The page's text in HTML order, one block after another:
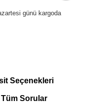
günü kargoda
Seçenekleri
Tüm Sorular